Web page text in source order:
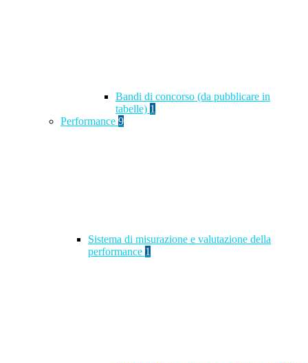
Bandi di concorso (da pubblicare in
tabelle) 1
Performance 9
Sistema di misurazione e valutazione della
performance 1